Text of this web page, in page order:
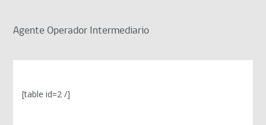
Agente Operador Intermediario
[table id=2 /]